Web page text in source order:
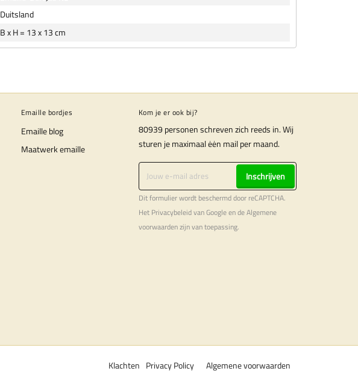
Duitsland
B x H = 13 x 13 cm
Emaille bordjes
Emaille blog
Maatwerk emaille
Kom je er ook bij?
80939 personen schreven zich reeds in. Wij
sturen je maximaal ėėn mail per maand.
Inschrijven
Dit formulier wordt beschermd door reCAPTCHA.
Het Privacybeleidvan Google en deAlgemene
voorwaardenzijn van toepassing.
Algemene voorwaarden
Privacy Policy
Klachten